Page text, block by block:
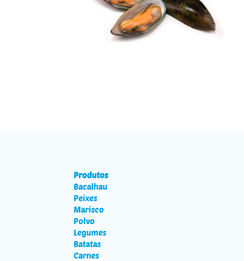
Produtos
Bacalhau
Peixes
Marisco
Polvo
Legumes
Batatas
Carnes